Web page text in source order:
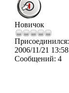
Новичок
Присоединился:
2006/11/21 13:58
Сообщений: 4